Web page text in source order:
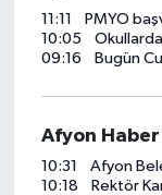
11:11
PMYO
10:05
09:16
Bugün
Afyon Haber
10:31
Afyon
10:18
Rektör